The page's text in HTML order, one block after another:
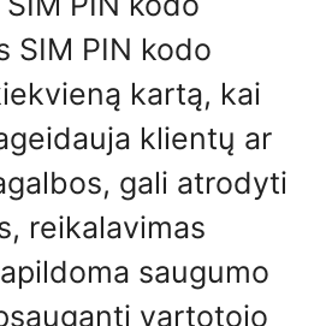
SIM PIN kodo
kartą, kai
klientų ar
gali atrodyti
reikalavimas
saugumo
vartotojo